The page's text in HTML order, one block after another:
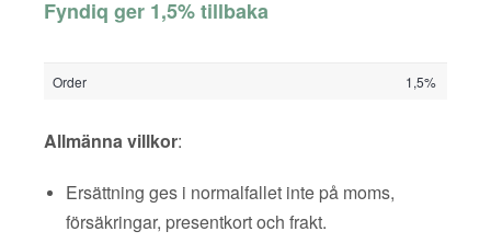
Fyndiq ger 1,5% tillbaka
Order 1,5%
Allmänna villkor:
Ersättning ges i normalfallet inte på moms,
försäkringar, presentkort och frakt.